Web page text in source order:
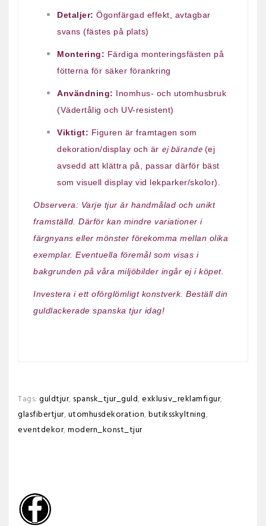
Detaljer: Ögonfärgad effekt, avtagbar
svans (fästes på plats)
Montering: Färdiga monteringsfästen på
fötterna för säker förankring
Användning: Inomhus- och utomhusbruk
(Vädertålig och UV-resistent)
Viktigt: Figuren är framtagen som
dekoration/display och är ej bärande(ej
avsedd att klättra på, passar därför bäst
som visuell display vid lekparker/skolor).
Observera: Varje tjur är handmålad och unikt
framställd. Därför kan mindre variationer i
färgnyans eller mönster förekomma mellan olika
exemplar. Eventuella föremål som visas i
bakgrunden på våra miljöbilder ingår ej i köpet.
Investera i ett oförglömligt konstverk. Beställ din
guldlackerade spanska tjur idag!
Tags: guldtjur, spansk_tjur_guld,exklusiv_reklamfigur,
glasfibertjur,utomhusdekoration,butiksskyltning,
eventdekor,modern_konst_tjur